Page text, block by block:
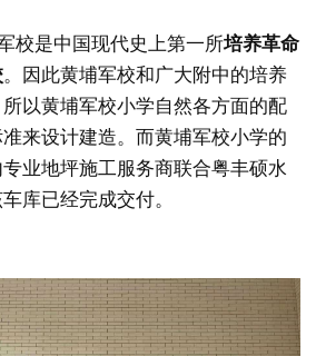
校是中国现代史上第一所培养革命
。因此黄埔军校和广大附中的培养
以黄埔军校小学自然各方面的配
来设计建造。而黄埔军校小学的
业地坪施工服务商联合粤丰硕水
库已经完成交付。